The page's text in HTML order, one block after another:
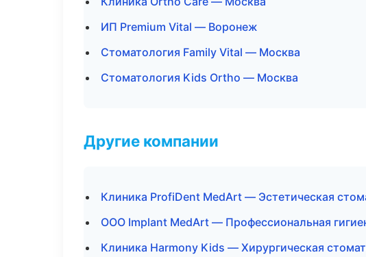
ИП Premium Vital — Воронеж
Стоматология Family Vital — Москва
Стоматология Kids Ortho — Москва
Другие компании
Клиника ProfiDent MedArt — Эстетическая
ООО Implant MedArt — Профессиональная
Клиника Harmony Kids — Хирургическая